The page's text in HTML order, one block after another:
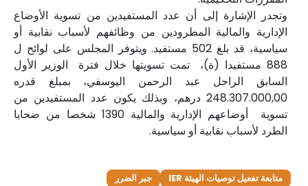
وتجدر الإشارة إلى أن عدد المستفيدين من تسوية الأوضاع
الإدارية والمالية المطرودين من وظائفهم لأسباب نقابية أو
سياسية، قد بلغ 502 مستفيد. ويتوفر المجلس على لوائح ل
888 مستفيدا (ة)، تمت تسويتها خلال فترة الوزير الأول
السابق الراحل عبد الرحمن اليوسفي، بمبلغ قدره
248.307.000,00 درهم، وبذلك يكون عدد المستفيدين من
تسوية أوضاعهم الإدارية والمالية 1390 شخصا من ضحايا
الطرد لأسباب نقابية أو سياسية.
متابعة تفعيل توصيات الهيئة IER
جبر الضرر